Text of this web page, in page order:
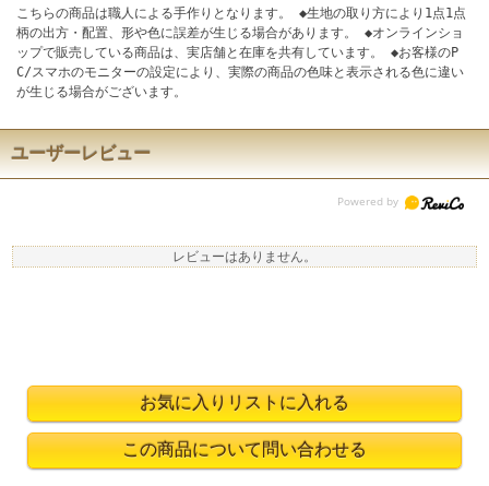
こちらの商品は職人による手作りとなります。 ◆生地の取り方により1点1点
柄の出方・配置、形や色に誤差が生じる場合があります。 ◆オンラインショ
ップで販売している商品は、実店舗と在庫を共有しています。 ◆お客様のP
C/スマホのモニターの設定により、実際の商品の色味と表示される色に違い
が生じる場合がございます。
ユーザーレビュー
レビューはありません。